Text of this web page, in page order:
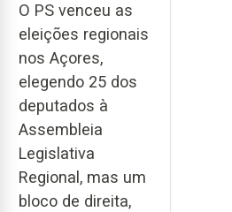
O PS venceu as
eleições regionais
nos Açores,
elegendo 25 dos
deputados à
Assembleia
Legislativa
Regional, mas um
bloco de direita,